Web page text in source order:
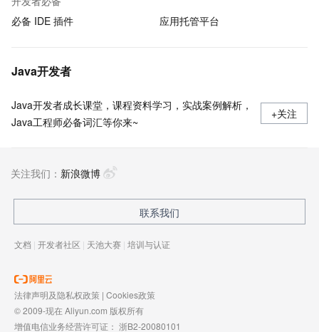
必备 IDE 插件
应用托管平台
Java开发者
Java开发者成长课堂，课程资料学习，实战案例解析，
Java工程师必备词汇等你来~
+关注
关注我们： 新浪微博
联系我们
文档 | 开发者社区 | 天池大赛 | 培训与认证
法律声明及隐私权政策 | Cookies政策
© 2009-现在 Aliyun.com 版权所有
增值电信业务经营许可证： 浙B2-20080101